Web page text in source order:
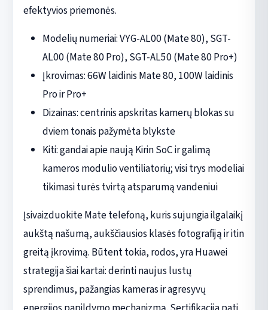
efektyvios priemonės.
Modelių numeriai: VYG-AL00 (Mate 80), SGT-
AL00 (Mate 80 Pro), SGT-AL50 (Mate 80 Pro+)
Įkrovimas: 66W laidinis Mate 80, 100W laidinis
Pro ir Pro+
Dizainas: centrinis apskritas kamerų blokas su
dviem tonais pažymėta blykste
Kiti: gandai apie naują Kirin SoC ir galimą
kameros modulio ventiliatorių; visi trys modeliai
tikimasi turės tvirtą atsparumą vandeniui
Įsivaizduokite Mate telefoną, kuris sujungia ilgalaikį
aukštą našumą, aukščiausios klasės fotografiją ir itin
greitą įkrovimą. Būtent tokia, rodos, yra Huawei
strategija šiai kartai: derinti naujus lustų
sprendimus, pažangias kameras ir agresyvų